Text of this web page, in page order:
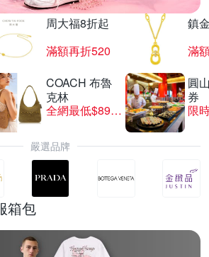
周大福8折起
滿額再折520
鎮
滿
COACH 布魯
克林
全網最低$8999
圓
券
限
嚴選品牌
箱包